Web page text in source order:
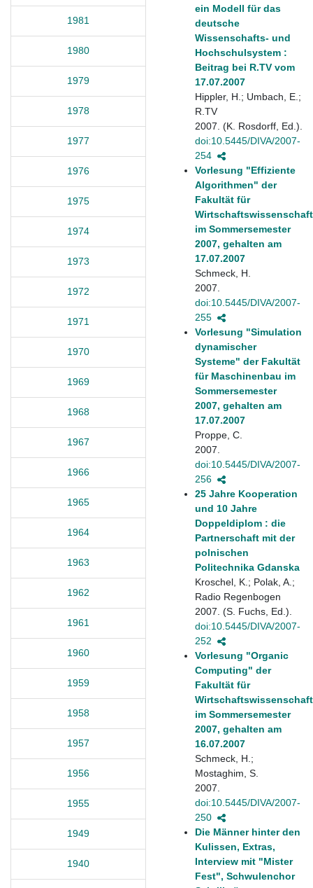
1981
1980
1979
1978
1977
1976
1975
1974
1973
1972
1971
1970
1969
1968
1967
1966
1965
1964
1963
1962
1961
1960
1959
1958
1957
1956
1955
1949
1940
ein Modell für das
deutsche
Wissenschafts- und
Hochschulsystem :
Beitrag bei R.TV vom
17.07.2007
Hippler, H.; Umbach, E.;
R.TV
2007. (K. Rosdorff, Ed.).
doi:10.5445/DIVA/2007-
254
Vorlesung "Effiziente
Algorithmen" der
Fakultät für
im Sommersemester
2007, gehalten am
17.07.2007
Schmeck, H.
2007.
doi:10.5445/DIVA/2007-
255
Vorlesung "Simulation
dynamischer
Systeme" der Fakultät
für Maschinenbau im
Sommersemester
2007, gehalten am
17.07.2007
Proppe, C.
2007.
doi:10.5445/DIVA/2007-
256
25 Jahre Kooperation
und 10 Jahre
Doppeldiplom : die
Partnerschaft mit der
polnischen
Politechnika Gdanska
Kroschel, K.; Polak, A.;
Radio Regenbogen
2007. (S. Fuchs, Ed.).
doi:10.5445/DIVA/2007-
252
Vorlesung "Organic
Computing" der
Fakultät für
im Sommersemester
2007, gehalten am
16.07.2007
Schmeck, H.;
Mostaghim, S.
2007.
doi:10.5445/DIVA/2007-
250
Die Männer hinter den
Kulissen, Extras,
Interview mit "Mister
Fest", Schwulenchor